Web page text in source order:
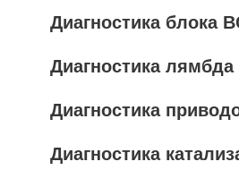
Диагностика блока
Диагностика лямбда
Диагностика
Диагностика